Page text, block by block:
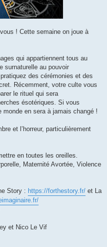
! Cette semaine on joue à
qui appartiennent tous au
surnaturelle au pouvoir
des cérémonies et des
Récemment, votre culte vous
le rituel qui sera
ésotériques. Si vous
monde en sera à jamais changé !
et l’horreur, particulièrement
en toutes les oreilles.
Maternité Avortée, Violence
Story : https://forthestory.fr/ et La
et Nico Le Vif